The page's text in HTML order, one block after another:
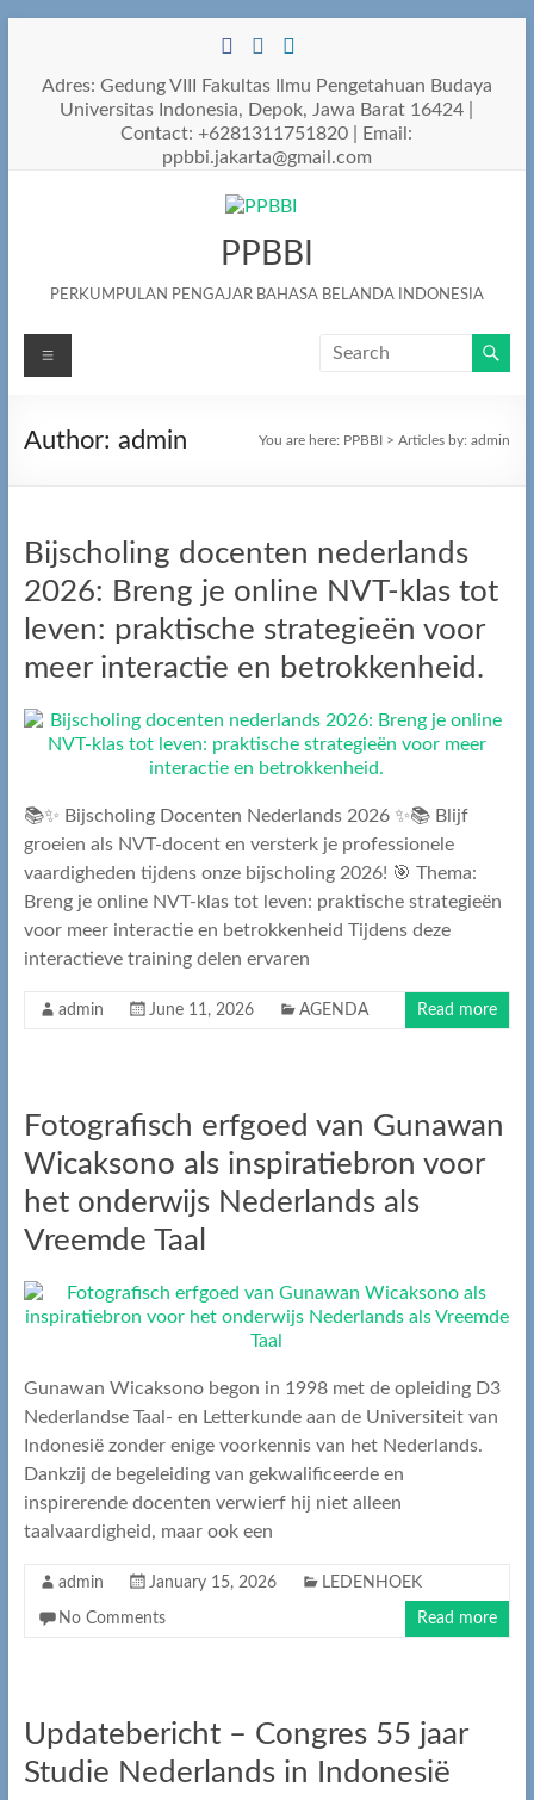
contentAdres: Gedung VIII Fakultas Ilmu Pengetahuan Budaya
Universitas Indonesia, Depok, Jawa Barat 16424 |
Contact: +6281311751820 | Email:
ppbbi.jakarta@gmail.com
PPBBI
PERKUMPULAN PENGAJAR BAHASA BELANDA INDONESIA
Menu
Author: admin You are here: PPBBI >Articles by: admin
Bijscholing docenten nederlands
2026: Breng je online NVT-klas tot
leven: praktische strategieën voor
meer interactie en betrokkenheid.
📚✨ Bijscholing Docenten Nederlands 2026 ✨📚 Blijf
groeien als NVT-docent en versterk je professionele
vaardigheden tijdens onze bijscholing 2026! 🎯 Thema:
Breng je online NVT-klas tot leven: praktische strategieën
voor meer interactie en betrokkenheid Tijdens deze
interactieve training delen ervaren
admin June 11, 2026 AGENDA Read more
Fotografisch erfgoed van Gunawan
Wicaksono als inspiratiebron voor
het onderwijs Nederlands als
Vreemde Taal
Gunawan Wicaksono begon in 1998 met de opleiding D3
Nederlandse Taal- en Letterkunde aan de Universiteit van
Indonesië zonder enige voorkennis van het Nederlands.
Dankzij de begeleiding van gekwalificeerde en
inspirerende docenten verwierf hij niet alleen
taalvaardigheid, maar ook een
admin January 15, 2026 LEDENHOEK
No Comments Read more
Updatebericht – Congres 55 jaar
Studie Nederlands in Indonesië